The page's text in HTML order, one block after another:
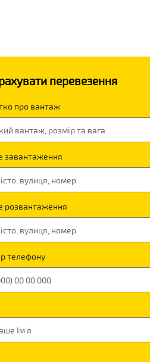
перевезення
про вантаж
завантаження
розвантаження
телефону